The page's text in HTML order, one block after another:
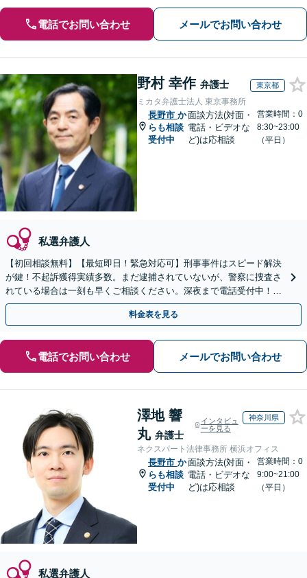
電話でお問い合わせ メールでお問い合わせ
野村 幸作 弁護士 東京都
ミカタ弁護士法人 東京事務所
長野市 か
らも相談
受付中
面談方法(対面・
電話・ビデオな
ど)は応相談
営業時間：0
8:30~23:00
（平日）
私選弁護人
【初回相談無料】【最短即日！緊急対応可】刑事事件はスピード解決
が鍵！不起訴獲得実績多数。まだ逮捕されていないが、警察に捜査さ
れている場合は一刻も早くご相談ください。深夜まで電話受付中！痴
漢／盗撮／のぞき／その他性犯罪など
料金表を見る
電話でお問い合わせ メールでお問い合わせ
澤地 響
丸 弁護士
インタビュ
ーを見る
神奈川県
ネクスパート法律事務所 横浜オフィス
長野市 か
らも相談
受付中
面談方法(対面・
電話・ビデオな
ど)は応相談
営業時間：0
9:00~21:00
（平日）
私選弁護人